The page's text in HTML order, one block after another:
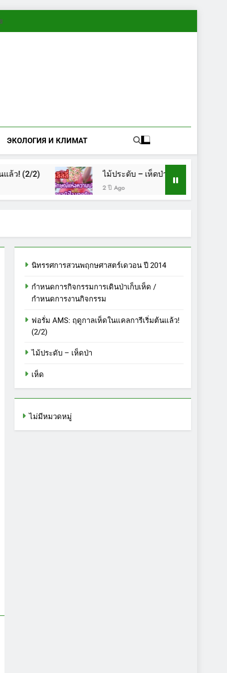
ЭКОЛОГИЯ И КЛИМАТ
! (2/2) ไม้ประดับ – เห็ดป่า
2 ปี Ago
นิทรรศการสวนพฤกษศาสตร์เดวอน ปี 2014
กำหนดการกิจกรรมการเดินป่าเก็บเห็ด /
กำหนดการงานกิจกรรม
ฟอรั่ม AMS: ฤดูกาลเห็ดในแคลการีเริ่มต้นแล้ว!
(2/2)
ไม้ประดับ – เห็ดป่า
เห็ด
ไม่มีหมวดหมู่